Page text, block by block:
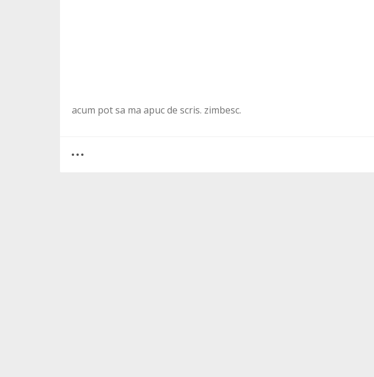
acum pot sa ma apuc de scris. zimbesc.